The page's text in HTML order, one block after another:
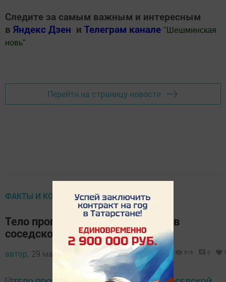
Следите за самым важным и интересным
в Яндекс Дзен и Телеграм канале " Шешминская
новь"
Перейти на страницу новости
ФАКТЫ И КОММЕНТАРИИ
Тело пропавшей девочки нашли в
соседской машине
автор, 29 мая 2016 - 04:28 916 0